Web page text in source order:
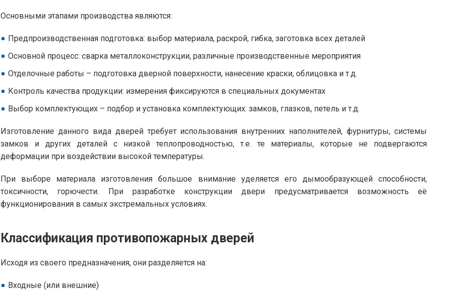
Основными этапами производства являются:
Предпроизводственная подготовка: выбор материала, раскрой, гибка, заготовка всех деталей
Основной процесс: сварка металлоконструкции, различные производственные мероприятия
Отделочные работы – подготовка дверной поверхности, нанесение краски, облицовка и т.д.
Контроль качества продукции: измерения фиксируются в специальных документах
Выбор комплектующих – подбор и установка комплектующих: замков, глазков, петель и т.д.
Изготовление данного вида дверей требует использования внутренних наполнителей, фурнитуры, системы
замков и других деталей с низкой теплопроводностью, т.е. те материалы, которые не подвергаются
деформации при воздействии высокой температуры.
При выборе материала изготовления большое внимание уделяется его дымообразующей способности,
токсичности, горючести. При разработке конструкции двери предусматривается возможность её
функционирования в самых экстремальных условиях.
Классификация противопожарных дверей
Исходя из своего предназначения, они разделяется на:
Входные (или внешние)